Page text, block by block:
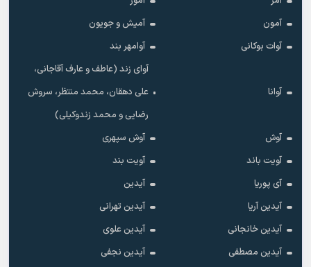
آمون
آمیش و جویون
آوات بوکانی
آوامهر بند
آوانا
آوای زند (عاطف و عارف آقاجانی،
علی دهقان، محمد منتظر، سروش
رضایی و محمد زندوکیلی)
آوش
آوش سپهری
آویت باند
آویت بند
آی پوریا
آیدین
آیدین آریا
آیدین تهرانی
آیدین خانجانی
آیدین علوی
آیدین مصطفی
آیدین نجفی